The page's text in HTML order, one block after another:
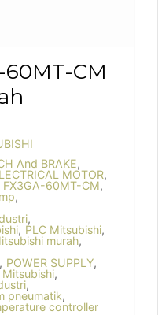
60MT-CM
And BRAKE,
MOTOR,
FX3GA-60MT-CM,
,
,
, PLC Mitsubishi,
murah,
, POWER SUPPLY,
,
,
pneumatik,
controller